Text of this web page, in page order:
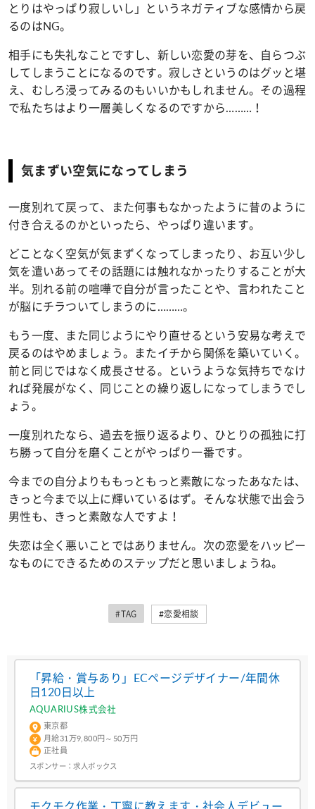
とりはやっぱり寂しいし」というネガティブな感情から戻
るのはNG。
相手にも失礼なことですし、新しい恋愛の芽を、自らつぶ
してしまうことになるのです。寂しさというのはグッと堪
え、むしろ浸ってみるのもいいかもしれません。その過程
で私たちはより一層美しくなるのですから………！
気まずい空気になってしまう
一度別れて戻って、また何事もなかったように昔のように
付き合えるのかといったら、やっぱり違います。
どことなく空気が気まずくなってしまったり、お互い少し
気を遣いあってその話題には触れなかったりすることが大
半。別れる前の喧嘩で自分が言ったことや、言われたこと
が脳にチラついてしまうのに………。
もう一度、また同じようにやり直せるという安易な考えで
戻るのはやめましょう。またイチから関係を築いていく。
前と同じではなく成長させる。というような気持ちでなけ
れば発展がなく、同じことの繰り返しになってしまうでし
ょう。
一度別れたなら、過去を振り返るより、ひとりの孤独に打
ち勝って自分を磨くことがやっぱり一番です。
今までの自分よりももっともっと素敵になったあなたは、
きっと今まで以上に輝いているはず。そんな状態で出会う
男性も、きっと素敵な人ですよ！
失恋は全く悪いことではありません。次の恋愛をハッピー
なものにできるためのステップだと思いましょうね。
#TAG #恋愛相談
「昇給・賞与あり」ECページデザイナー/年間休
日120日以上
AQUARIUS株式会社
東京都
月給31万9,800円～50万円
正社員
スポンサー：求人ボックス